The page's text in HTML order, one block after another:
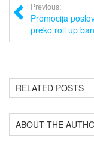
Previous:
Promocija
preko roll up
RELATED POSTS
ABOUT THE